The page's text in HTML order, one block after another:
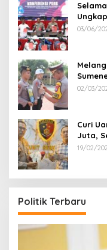
100
03/06/
02/03/
Curi
Juta,
19/02/
Politik Terbaru